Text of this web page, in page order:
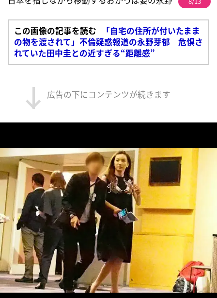
この画像の記事を読む
「自宅の住所が付いたまま
の物を渡されて」不倫疑惑報道の永野芽郁 危惧さ
れていた田中圭との近すぎる“距離感”
広告の下にコンテンツが続きます